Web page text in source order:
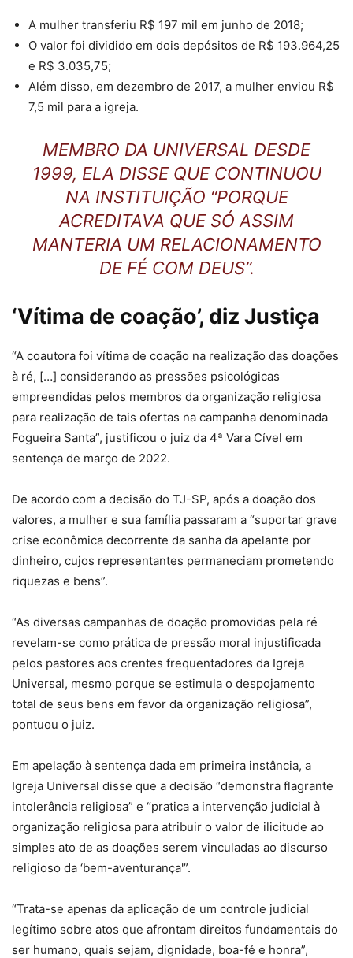
A mulher transferiu R$ 197 mil em junho de 2018;
O valor foi dividido em dois depósitos de R$ 193.964,25
e R$ 3.035,75;
Além disso, em dezembro de 2017, a mulher enviou R$
7,5 mil para a igreja.
MEMBRO DA UNIVERSAL DESDE
1999, ELA DISSE QUE CONTINUOU
NA INSTITUIÇÃO “PORQUE
ACREDITAVA QUE SÓ ASSIM
MANTERIA UM RELACIONAMENTO
DE FÉ COM DEUS”.
‘Vítima de coação’, diz Justiça
“A coautora foi vítima de coação na realização das doações
à ré, […] considerando as pressões psicológicas
empreendidas pelos membros da organização religiosa
para realização de tais ofertas na campanha denominada
Fogueira Santa”, justificou o juiz da 4ª Vara Cível em
sentença de março de 2022.
De acordo com a decisão do TJ-SP, após a doação dos
valores, a mulher e sua família passaram a “suportar grave
crise econômica decorrente da sanha da apelante por
dinheiro, cujos representantes permaneciam prometendo
riquezas e bens”.
“As diversas campanhas de doação promovidas pela ré
revelam-se como prática de pressão moral injustificada
pelos pastores aos crentes frequentadores da Igreja
Universal, mesmo porque se estimula o despojamento
total de seus bens em favor da organização religiosa”,
pontuou o juiz.
Em apelação à sentença dada em primeira instância, a
Igreja Universal disse que a decisão “demonstra flagrante
intolerância religiosa” e “pratica a intervenção judicial à
organização religiosa para atribuir o valor de ilicitude ao
simples ato de as doações serem vinculadas ao discurso
religioso da ‘bem-aventurança'”.
“Trata-se apenas da aplicação de um controle judicial
legítimo sobre atos que afrontam direitos fundamentais do
ser humano, quais sejam, dignidade, boa-fé e honra”,